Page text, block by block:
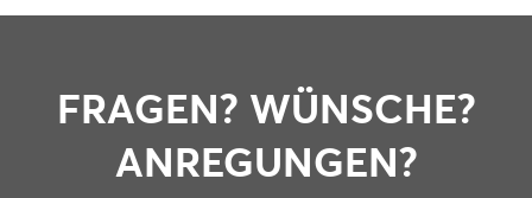
FRAGEN? WÜNSCHE?
ANREGUNGEN?